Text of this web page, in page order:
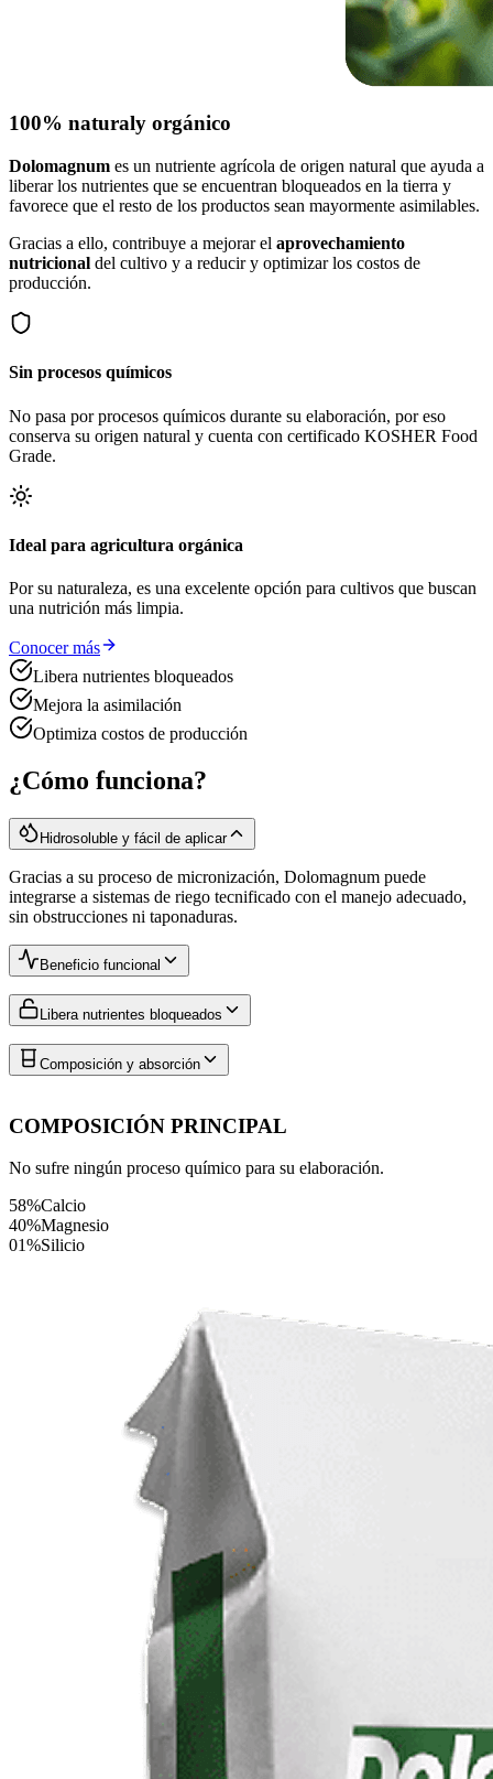
100% naturaly orgánico
Dolomagnum es un nutriente agrícola de origen natural que ayuda a
liberar los nutrientes que se encuentran bloqueados en la tierra y
favorece que el resto de los productos sean mayormente asimilables.
Gracias a ello, contribuye a mejorar el aprovechamiento
nutricional del cultivo y a reducir y optimizar los costos de
producción.
Sin procesos químicos
No pasa por procesos químicos durante su elaboración, por eso
conserva su origen natural y cuenta con certificado KOSHER Food
Grade.
Ideal para agricultura orgánica
Por su naturaleza, es una excelente opción para cultivos que buscan
una nutrición más limpia.
Conocer más
Libera nutrientes bloqueados
Mejora la asimilación
Optimiza costos de producción
¿Cómo funciona?
Hidrosoluble y fácil de aplicar
Gracias a su proceso de micronización, Dolomagnum puede
integrarse a sistemas de riego tecnificado con el manejo adecuado,
sin obstrucciones ni taponaduras.
Beneficio funcional
Libera nutrientes bloqueados
Composición y absorción
COMPOSICIÓN PRINCIPAL
No sufre ningún proceso químico para su elaboración.
58%Calcio
40%Magnesio
01%Silicio